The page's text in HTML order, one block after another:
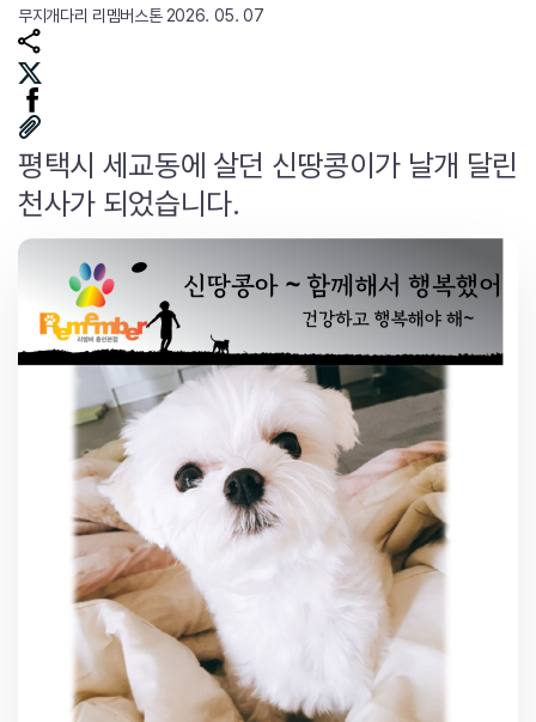
무지개다리 리멤버스톤 2026. 05. 07
평택시 세교동에 살던 신땅콩이가 날개 달린
천사가 되었습니다.